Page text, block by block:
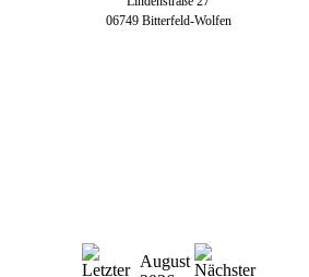
06749 Bitterfeld-Wolfen
August